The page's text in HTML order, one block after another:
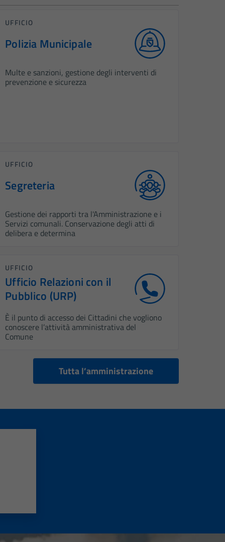
UFFICIO
Polizia Municipale
Multe e sanzioni, gestione degli interventi di
prevenzione e sicurezza
UFFICIO
Segreteria
Gestione dei rapporti tra l'Amministrazione e i
Servizi comunali. Conservazione degli atti di
delibera e determina
UFFICIO
Ufficio Relazioni con il
Pubblico (URP)
È il punto di accesso dei Cittadini che vogliono
conoscere l’attività amministrativa del
Comune
Tutta l’amministrazione